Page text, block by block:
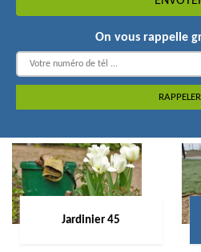
On vous rappelle
Jardinier 45